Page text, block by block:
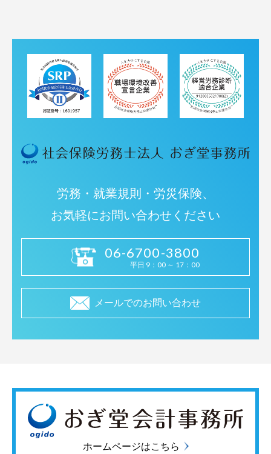
労務・就業規則・労災保険、
お気軽にお問い合わせください
06-6700-3800
平日 9：00 ～ 17：00
メールでのお問い合わせ
ホームページはこちら